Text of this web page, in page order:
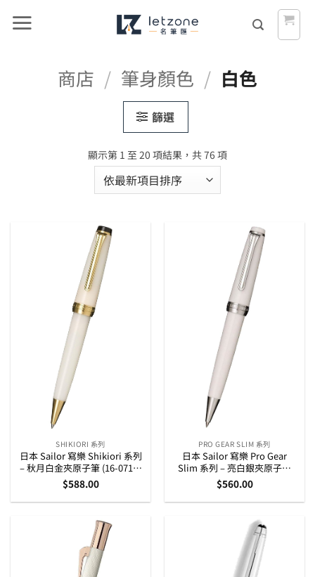
商店 / 筆身顏色 / 白色
篩選
顯示第 1 至 20 項結果，共 76 項依
SHIKIORI 系列
日本 Sailor 寫樂 Shikiori 系列
– 秋月白金夾原子筆 (16-0719-
203)
$588.00
PRO GEAR SLIM 系列
日本 Sailor 寫樂 Pro Gear
Slim 系列 – 亮白銀夾原子筆
(16-0707-210)
$560.00